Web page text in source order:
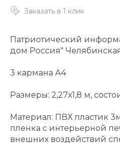
Заказать в 1 клик
Патриотический
дом Россия"
3 кармана А4
Размеры: 2,27х1,8 м,
Материал: ПВХ пластик
пленка с интерьерной
внешних воздействий